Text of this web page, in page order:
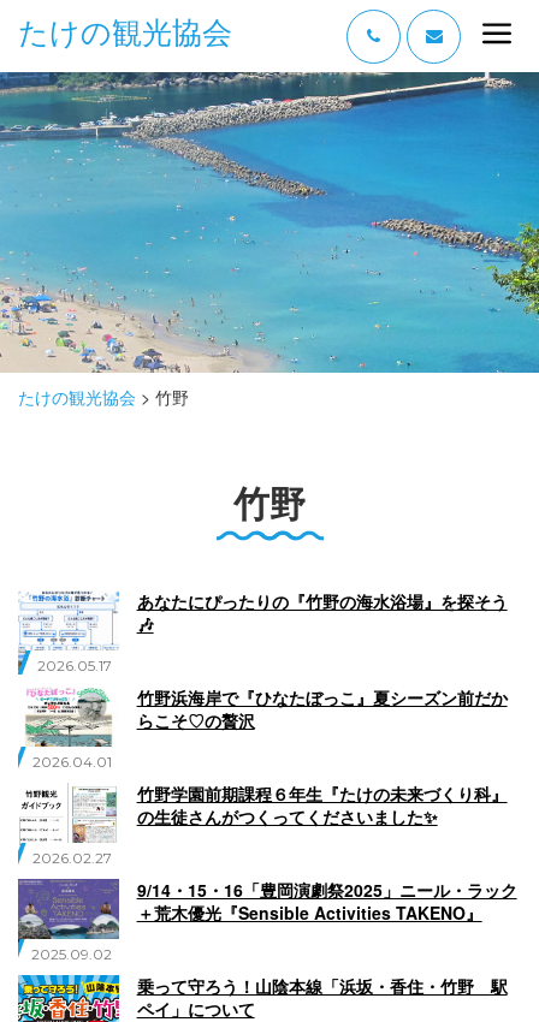
たけの観光協会
“たけの” の魅力
過ごし方
みどころ
泊まる
おみやげ
たけの観光協会 > 竹野
竹野
2026.05.17
あなたにぴったりの『竹野の海水浴場』を探そう
🎶
2026.04.01
竹野浜海岸で『ひなたぼっこ』夏シーズン前だか
らこそ♡の贅沢
2026.02.27
竹野学園前期課程６年生『たけの未来づくり科』
の生徒さんがつくってくださいました✨
2025.09.02
9/14・15・16「豊岡演劇祭2025」ニール・ラック
＋荒木優光『Sensible Activities TAKENO』
乗って守ろう！山陰本線「浜坂・香住・竹野 駅
ペイ」について